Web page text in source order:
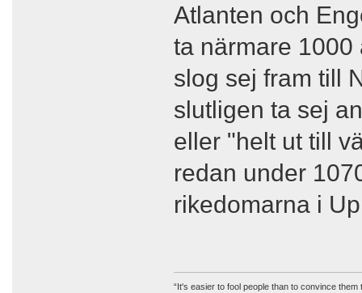
Atlanten och
ta närmare
slog sej fram till
slutligen ta sej
eller "helt ut till
redan under
rikedomarna i
“It's easier to fool people than to convince them